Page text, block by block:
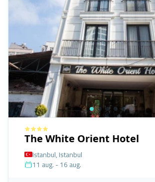
The White Orient Hotel
Istanbul, Istanbul
11 aug. - 16 aug.